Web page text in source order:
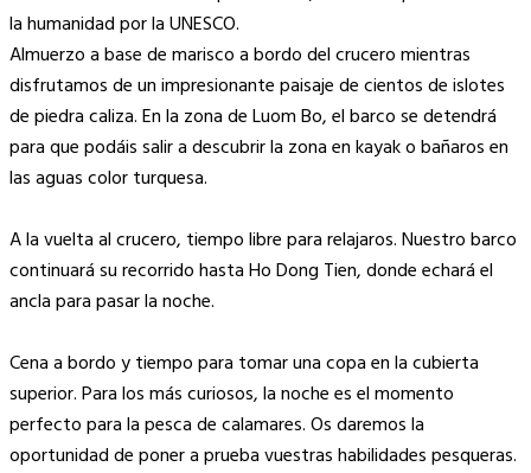
la humanidad por la UNESCO.
Almuerzo a base de marisco a bordo del crucero mientras
disfrutamos de un impresionante paisaje de cientos de islotes
de piedra caliza. En la zona de Luom Bo, el barco se detendrá
para que podáis salir a descubrir la zona en kayak o bañaros en
las aguas color turquesa.
A la vuelta al crucero, tiempo libre para relajaros. Nuestro barco
continuará su recorrido hasta Ho Dong Tien, donde echará el
ancla para pasar la noche.
Cena a bordo y tiempo para tomar una copa en la cubierta
superior. Para los más curiosos, la noche es el momento
perfecto para la pesca de calamares. Os daremos la
oportunidad de poner a prueba vuestras habilidades pesqueras.